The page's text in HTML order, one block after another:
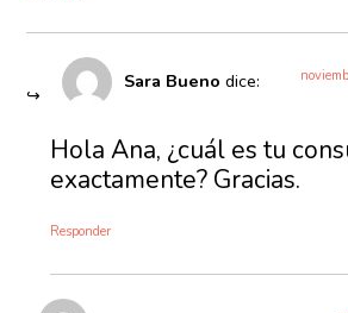
Sara Bueno dice:
Hola Ana, ¿cuál es tu
exactamente? Gracias.
Responder